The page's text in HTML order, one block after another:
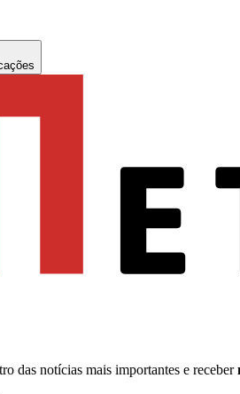
das notícias mais importantes e receber